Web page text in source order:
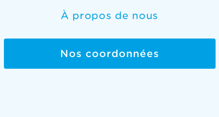
À propos de nous
Nos coordonnées